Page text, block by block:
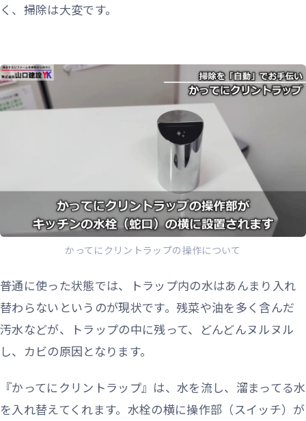
く、掃除は大変です。
かってにクリントラップの操作について
普通に使った状態では、トラップ内の水はあんまり入れ
替わらないというのが現状です。残菜や油を多く含んだ
汚水などが、トラップの中に残って、どんどんヌルヌル
し、カビの原因となります。
『かってにクリントラップ』は、水を流し、溜まってる水
を入れ替えてくれます。水栓の横に操作部（スイッチ）が